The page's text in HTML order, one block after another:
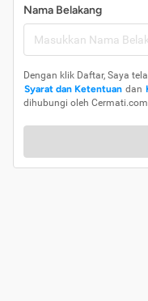
Nama Belakang
Dengan klik Daftar, Saya
Syarat dan Ketentuan dan
dihubungi oleh